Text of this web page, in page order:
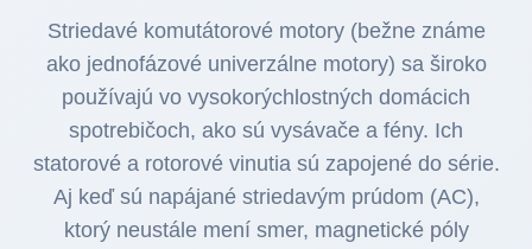
Striedavé komutátorové motory (bežne známe
ako jednofázové univerzálne motory) sa široko
používajú vo vysokorýchlostných domácich
spotrebičoch, ako sú vysávače a fény. Ich
statorové a rotorové vinutia sú zapojené do série.
Aj keď sú napájané striedavým prúdom (AC),
ktorý neustále mení smer, magnetické póly